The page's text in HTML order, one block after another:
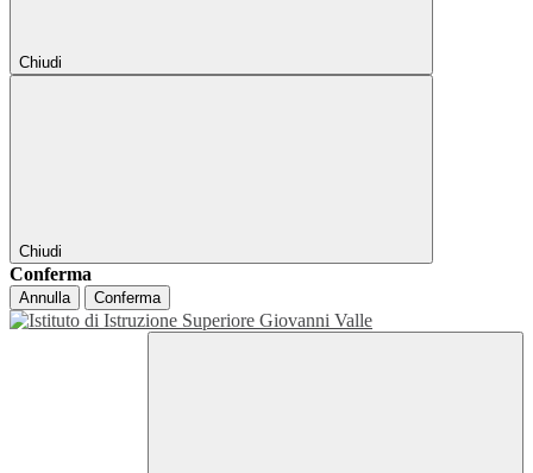
Chiudi
Chiudi
Conferma
Annulla Conferma